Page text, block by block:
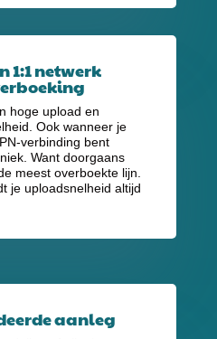
1:1 netwerk
hoge upload en
Ook wanneer je
verbinding bent
Want doorgaans
meest overboekte lijn.
je uploadsnelheid altijd
aanleg